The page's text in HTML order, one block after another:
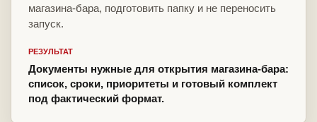
магазина-бара, подготовить папку и не переносить
запуск.
РЕЗУЛЬТАТ
Документы нужные для открытия магазина-бара:
список, сроки, приоритеты и готовый комплект
под фактический формат.